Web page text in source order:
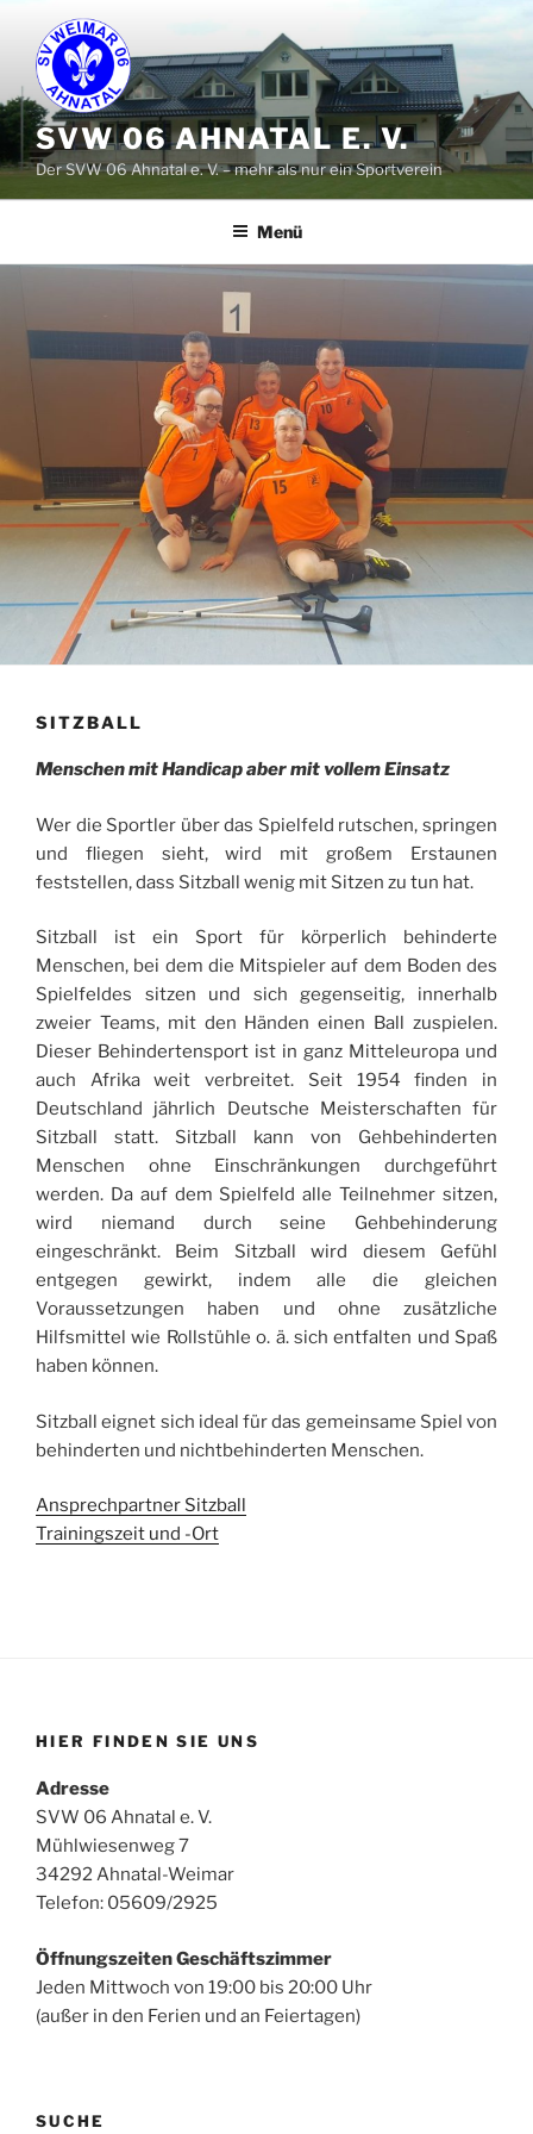
Inhalt
springen
SVW 06 AHNATAL E. V.
Der SVW 06 Ahnatal e. V. – mehr als nur ein Sportverein
Menü
SITZBALL
Menschen mit Handicap aber mit vollem Einsatz
Wer die Sportler über das Spielfeld rutschen, springen
und fliegen sieht, wird mit großem Erstaunen
feststellen, dass Sitzball wenig mit Sitzen zu tun hat.
Sitzball ist ein Sport für körperlich behinderte
Menschen, bei dem die Mitspieler auf dem Boden des
Spielfeldes sitzen und sich gegenseitig, innerhalb
zweier Teams, mit den Händen einen Ball zuspielen.
Dieser Behindertensport ist in ganz Mitteleuropa und
auch Afrika weit verbreitet. Seit 1954 finden in
Deutschland jährlich Deutsche Meisterschaften für
Sitzball statt. Sitzball kann von Gehbehinderten
Menschen ohne Einschränkungen durchgeführt
werden. Da auf dem Spielfeld alle Teilnehmer sitzen,
wird niemand durch seine Gehbehinderung
eingeschränkt. Beim Sitzball wird diesem Gefühl
entgegen gewirkt, indem alle die gleichen
Voraussetzungen haben und ohne zusätzliche
Hilfsmittel wie Rollstühle o. ä. sich entfalten und Spaß
haben können.
Sitzball eignet sich ideal für das gemeinsame Spiel von
behinderten und nichtbehinderten Menschen.
Ansprechpartner Sitzball
Trainingszeit und -Ort
HIER FINDEN SIE UNS
Adresse
SVW 06 Ahnatal e. V.
Mühlwiesenweg 7
34292 Ahnatal-Weimar
Telefon: 05609/2925
Öffnungszeiten Geschäftszimmer
Jeden Mittwoch von 19:00 bis 20:00 Uhr
(außer in den Ferien und an Feiertagen)
SUCHE